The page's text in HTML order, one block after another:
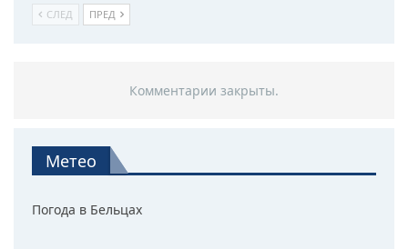
СЛЕД ПРЕД
Комментарии закрыты.
Метео
Погода в Бельцах